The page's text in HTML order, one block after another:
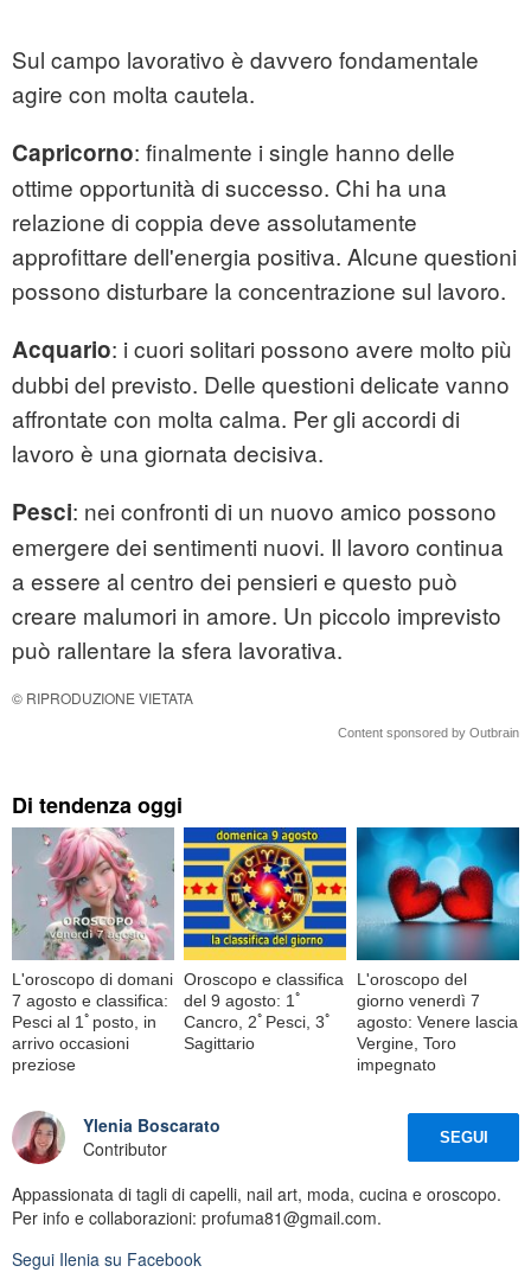
Sul campo lavorativo è davvero fondamentale
agire con molta cautela.
Capricorno: finalmente i single hanno delle
ottime opportunità di successo. Chi ha una
relazione di coppia deve assolutamente
approfittare dell'energia positiva. Alcune questioni
possono disturbare la concentrazione sul lavoro.
Acquario: i cuori solitari possono avere molto più
dubbi del previsto. Delle questioni delicate vanno
affrontate con molta calma. Per gli accordi di
lavoro è una giornata decisiva.
Pesci: nei confronti di un nuovo amico possono
emergere dei sentimenti nuovi. Il lavoro continua
a essere al centro dei pensieri e questo può
creare malumori in amore. Un piccolo imprevisto
può rallentare la sfera lavorativa.
© RIPRODUZIONE VIETATA
Content sponsored by Outbrain
Di tendenza oggi
L'oroscopo di domani
7 agosto e classifica:
Pesci al 1ﾟposto, in
arrivo occasioni
preziose
Oroscopo e classifica
del 9 agosto: 1ﾟ
Cancro, 2ﾟPesci, 3ﾟ
Sagittario
L'oroscopo del
giorno venerdì 7
agosto: Venere lascia
Vergine, Toro
impegnato
Ylenia Boscarato
Contributor
SEGUI
Appassionata di tagli di capelli, nail art, moda, cucina e oroscopo.
Per info e collaborazioni: profuma81@gmail.com.
Segui Ilenia su Facebook